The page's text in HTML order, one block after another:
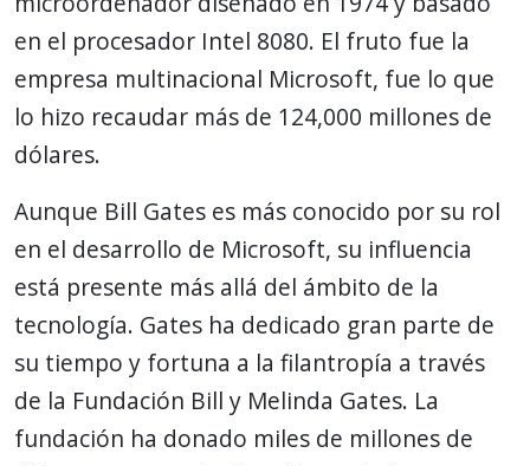
en el procesador Intel 8080. El fruto fue la
empresa multinacional Microsoft, fue lo que
lo hizo recaudar más de 124,000 millones de
dólares.
Aunque Bill Gates es más conocido por su rol
en el desarrollo de Microsoft, su influencia
está presente más allá del ámbito de la
tecnología. Gates ha dedicado gran parte de
su tiempo y fortuna a la filantropía a través
de la Fundación Bill y Melinda Gates. La
fundación ha donado miles de millones de